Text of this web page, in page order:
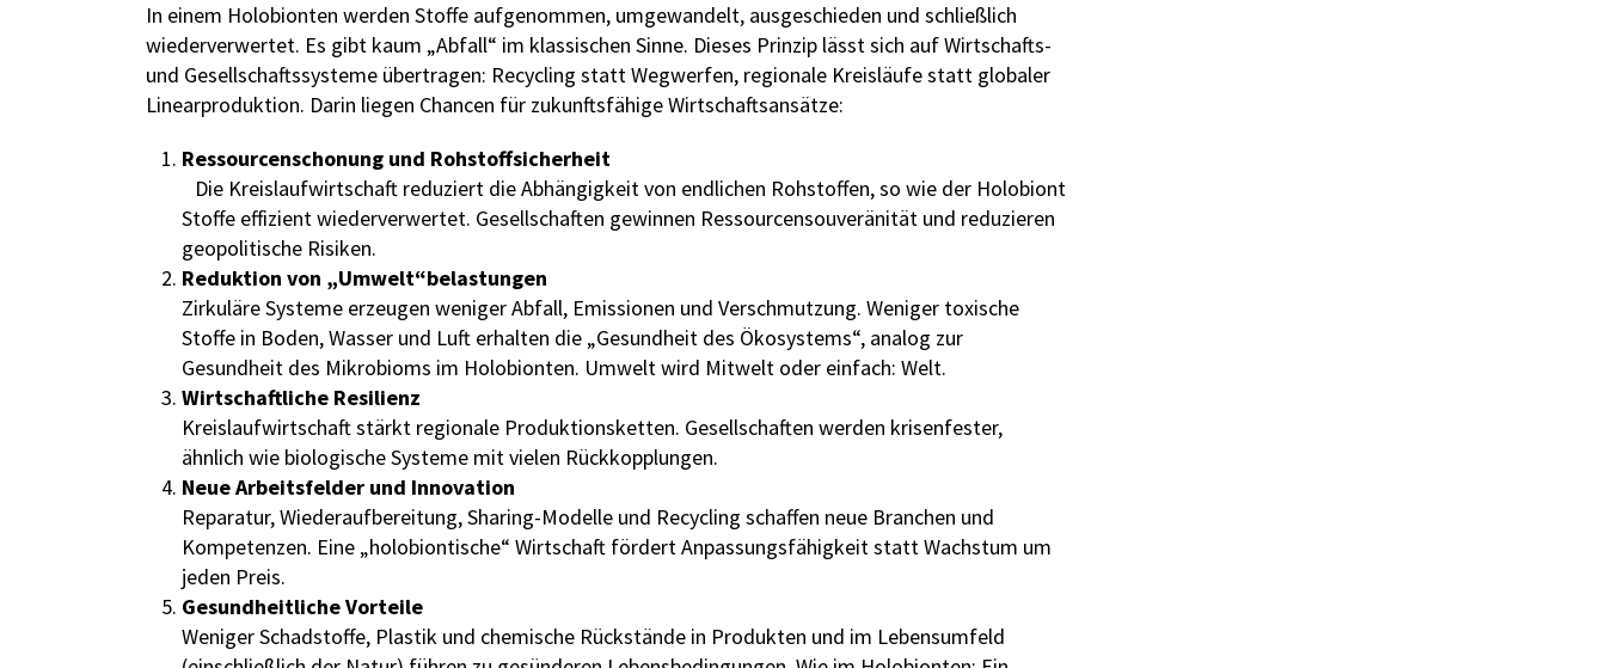
In einem Holobionten werden Stoffe aufgenommen, umgewandelt, ausgeschieden und schließlich
wiederverwertet. Es gibt kaum „Abfall“ im klassischen Sinne. Dieses Prinzip lässt sich auf Wirtschafts-
und Gesellschaftssysteme übertragen: Recycling statt Wegwerfen, regionale Kreisläufe statt globaler
Linearproduktion. Darin liegen Chancen für zukunftsfähige Wirtschaftsansätze:
Ressourcenschonung und Rohstoffsicherheit
Die Kreislaufwirtschaft reduziert die Abhängigkeit von endlichen Rohstoffen, so wie der Holobiont
Stoffe effizient wiederverwertet. Gesellschaften gewinnen Ressourcensouveränität und reduzieren
geopolitische Risiken.
Reduktion von „Umwelt“belastungen
Zirkuläre Systeme erzeugen weniger Abfall, Emissionen und Verschmutzung. Weniger toxische
Stoffe in Boden, Wasser und Luft erhalten die „Gesundheit des Ökosystems“, analog zur
Gesundheit des Mikrobioms im Holobionten. Umwelt wird Mitwelt oder einfach: Welt.
Wirtschaftliche Resilienz
Kreislaufwirtschaft stärkt regionale Produktionsketten. Gesellschaften werden krisenfester,
ähnlich wie biologische Systeme mit vielen Rückkopplungen.
Neue Arbeitsfelder und Innovation
Reparatur, Wiederaufbereitung, Sharing-Modelle und Recycling schaffen neue Branchen und
Kompetenzen. Eine „holobiontische“ Wirtschaft fördert Anpassungsfähigkeit statt Wachstum um
jeden Preis.
Gesundheitliche Vorteile
Weniger Schadstoffe, Plastik und chemische Rückstände in Produkten und im Lebensumfeld